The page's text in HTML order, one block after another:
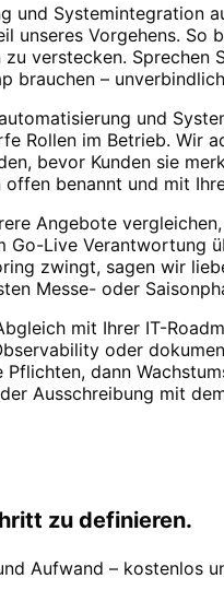
und Systemintegration
unseres Vorgehens. So
verstecken.
brauchen –
und
Rollen im Betrieb.
bevor Kunden sie
benannt und mit
Angebote
Live Verantwortung
zwingt, sagen wir
Messe- oder
mit Ihrer IT-
oder
dann
Ausschreibung mit
zu definieren.
Aufwand – kostenlos